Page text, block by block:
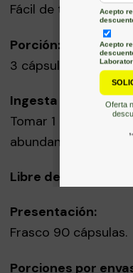
Fácil de tomar.
Porción:
3 cápsulas 440mg
Ingesta Diaria
Tomar 1 cápsula 3
abundante agua.
Libre de Aditivos.
Presentación:
Frasco 90 cápsulas.
Porciones por